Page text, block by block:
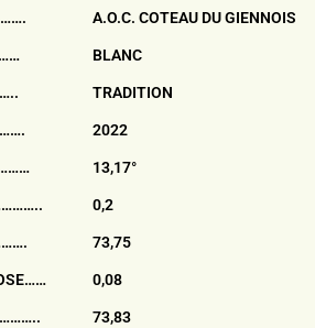
A.O.C. COTEAU DU GIENNOIS
BLANC
TRADITION
2022
13,17°
0,2
73,75
0,08
73,83